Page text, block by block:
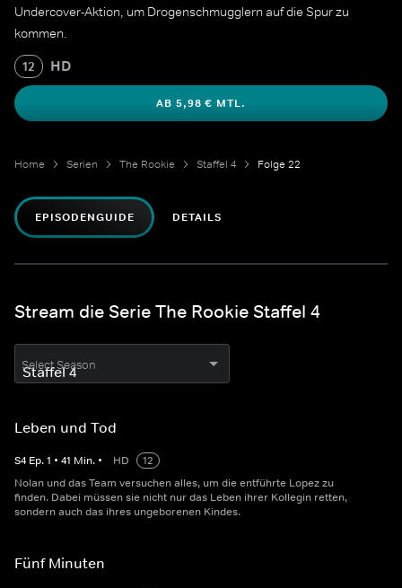
Undercover-Aktion, um Drogenschmugglern auf die Spur zu
kommen.
12 HD
AB 5,98 € MTL.
Home Serien The Rookie Staffel 4 Folge 22
EPISODENGUIDE DETAILS
Stream die Serie The Rookie Staffel 4
Select Season
Leben und Tod
S4 Ep.1 • 41 Min. • HD
12
Nolan und das Team versuchen alles, um die entführte Lopez zu
finden. Dabei müssen sie nicht nur das Leben ihrer Kollegin retten,
sondern auch das ihres ungeborenen Kindes.
Fünf Minuten